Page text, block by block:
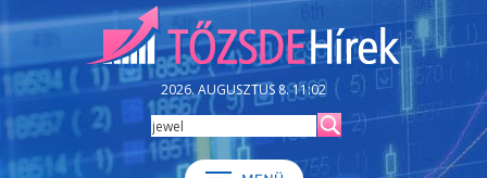
2026. AUGUSZTUS 8. 11:02